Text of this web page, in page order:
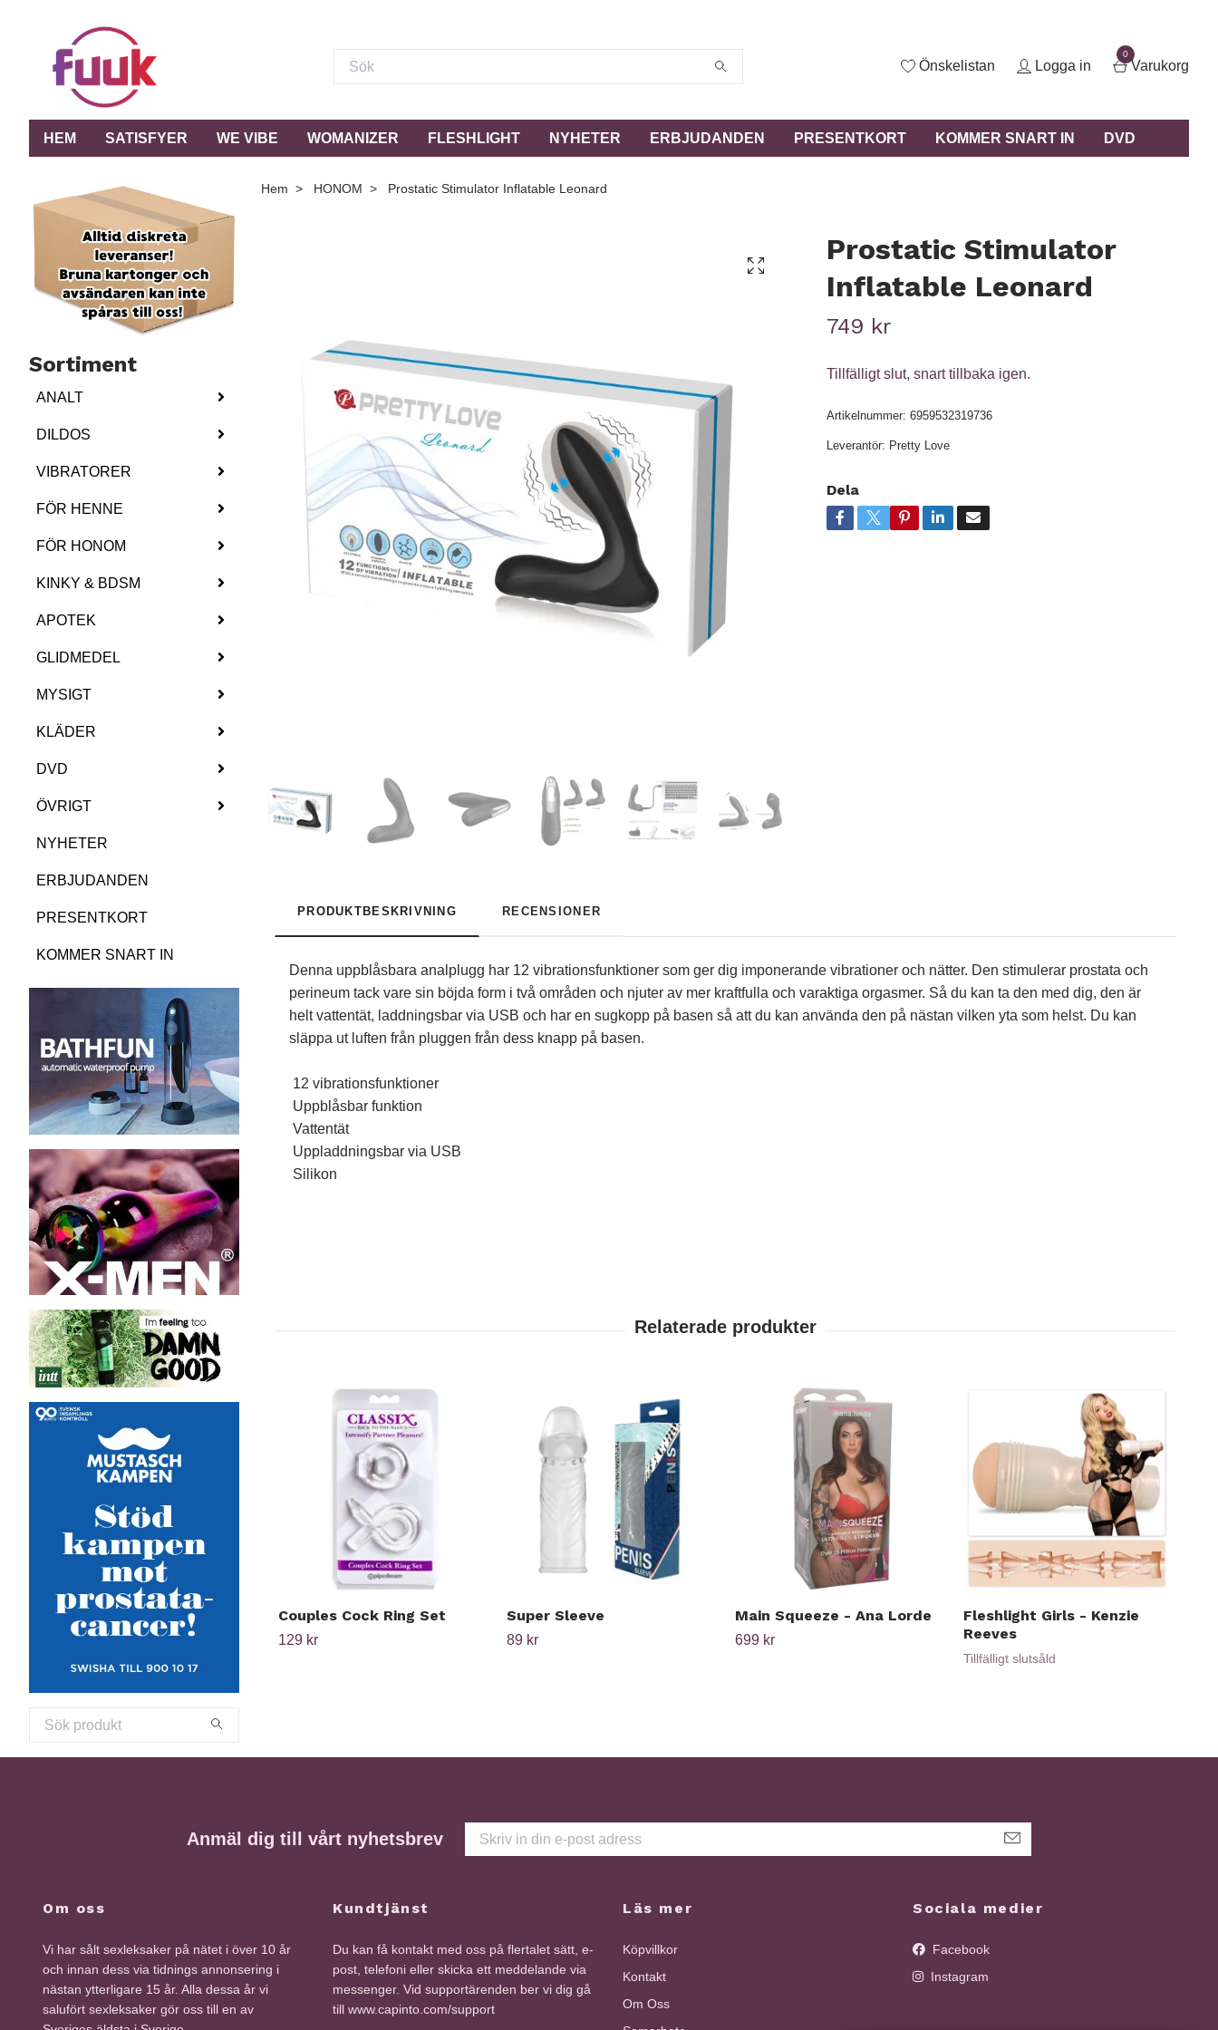
Önskelistan Logga in
0
Varukorg
HEM SATISFYER WE VIBE WOMANIZER FLESHLIGHT NYHETER ERBJUDANDEN PRESENTKORT KOMMER SNART IN DVD
Sortiment
ANALT
DILDOS
VIBRATORER
FÖR HENNE
FÖR HONOM
KINKY & BDSM
APOTEK
GLIDMEDEL
MYSIGT
KLÄDER
DVD
ÖVRIGT
NYHETER
ERBJUDANDEN
PRESENTKORT
KOMMER SNART IN
Hem HONOM Prostatic Stimulator Inflatable Leonard
Prostatic Stimulator
Inflatable Leonard
749 kr
Tillfälligt slut, snart tillbaka igen.
Artikelnummer: 6959532319736
Leverantör: Pretty Love
Dela
PRODUKTBESKRIVNING RECENSIONER
Denna uppblåsbara analplugg har 12 vibrationsfunktioner som ger dig imponerande vibrationer och nätter. Den stimulerar prostata och
perineum tack vare sin böjda form i två områden och njuter av mer kraftfulla och varaktiga orgasmer. Så du kan ta den med dig, den är
helt vattentät, laddningsbar via USB och har en sugkopp på basen så att du kan använda den på nästan vilken yta som helst. Du kan
släppa ut luften från pluggen från dess knapp på basen.
12 vibrationsfunktioner
Uppblåsbar funktion
Vattentät
Uppladdningsbar via USB
Silikon
Couples Cock Ring Set
129 kr
Super Sleeve
89 kr
Main Squeeze - Ana Lorde
699 kr
Fleshlight Girls - Kenzie
Reeves
Tillfälligt slutsåld
Anmäl dig till vårt nyhetsbrev
Om oss
Vi har sålt sexleksaker på nätet i över 10 år
och innan dess via tidnings annonsering i
nästan ytterligare 15 år. Alla dessa år vi
salufört sexleksaker gör oss till en av
Kundtjänst
Du kan få kontakt med oss på flertalet sätt, e-
post, telefoni eller skicka ett meddelande via
messenger. Vid supportärenden ber vi dig gå
till www.capinto.com/support
Läs mer
Köpvillkor
Kontakt
Om Oss
Sociala medier
Facebook
Instagram